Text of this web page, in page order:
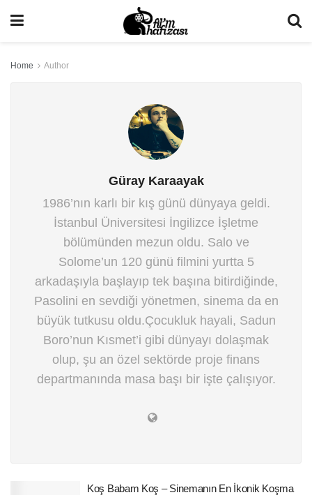
Home Author
Güray Karaayak
1986’nın karlı bir kış günü dünyaya geldi.
İstanbul Üniversitesi İngilizce İşletme
bölümünden mezun oldu. Salo ve
Solome’un 120 günü filmini yurtta 5
arkadaşıyla başlayıp tek başına bitirdiğinde,
Pasolini en sevdiği yönetmen, sinema da en
büyük tutkusu oldu.Çocukluk hayali, Sadun
Boro’nun Kısmet’i gibi dünyayı dolaşmak
olup, şu an özel sektörde proje finans
departmanında masa başı bir işte çalışıyor.
Koş Babam Koş – Sinemanın En İkonik Koşma